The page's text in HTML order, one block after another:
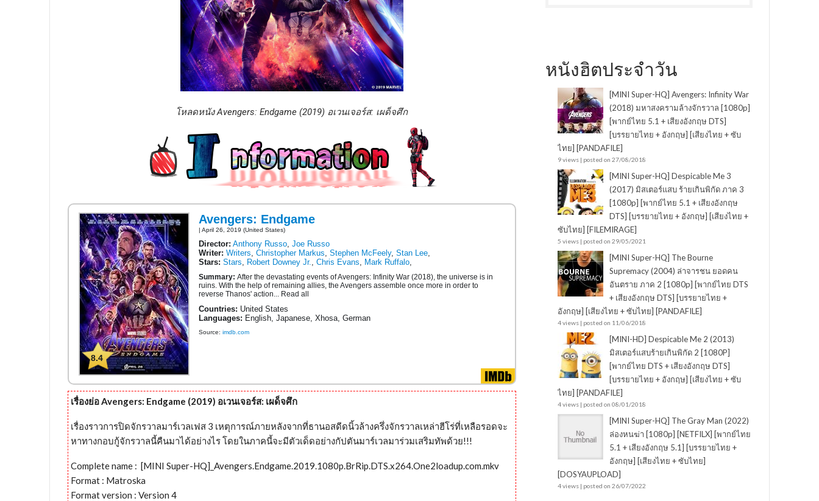
โหลดหนัง Avengers: Endgame (2019) อเวนเจอร์ส: เผด็จศึก
8.4
Avengers: Endgame
| April 26, 2019 (United States)
Director: Anthony Russo Joe Russo
Writer: Writers Christopher Markus Stephen McFeely, Stan Lee
Stars: Stars Robert Downey Jr. Chris Evans Mark Ruffalo
Summary: After the devastating events of Avengers: Infinity War (2018), the universe is in
ruins. With the help of remaining allies, the Avengers assemble once more in order to
reverse Thanos' action... Read all
Countries: United States
Languages: English, Japanese, Xhosa, German
Source: imdb.com
เรื่องย่อ Avengers: Endgame (2019) อเวนเจอร์ส: เผด็จศึก
เรื่องราวการปิดจักรวาลมาร์เวลเฟส 3 เหตุการณ์ภายหลังจากที่ธานอสดีดนิ้วล้างครึ่งจักรวาลเหล่าฮีโร่ที่เหลือรอดจะ
หาทางกอบกู้จักรวาลนี้คืนมาได้อย่างไร โดยในภาคนี้จะมีตัวเด็ดอย่างกัปตันมาร์เวลมาร่วมเสริมทัพด้วย!!!
Complete name : [MINI Super-HQ]_Avengers.Endgame.2019.1080p.BrRip.DTS.x264.One2loadup.com.mkv
Format : Matroska
Format version : Version 4
หนังฮิตประจำวัน
[MINI Super-HQ] Avengers: Infinity War
(2018) มหาสงครามล้างจักรวาล [1080p]
[พากย์ไทย 5.1 + เสียงอังกฤษ DTS]
[บรรยายไทย + อังกฤษ] [เสียงไทย + ซับ
ไทย] [PANDAFILE]
9 views| posted on 27/08/2018
[MINI Super-HQ] Despicable Me 3
(2017) มิสเตอร์แสบ ร้ายเกินพิกัด ภาค 3
[1080p] [พากย์ไทย 5.1 + เสียงอังกฤษ
DTS] [บรรยายไทย + อังกฤษ] [เสียงไทย +
ซับไทย] [FILEMIRAGE]
5 views| posted on 29/05/2021
[MINI Super-HQ] The Bourne
Supremacy (2004) ล่าจารชน ยอดคน
อันตราย ภาค 2 [1080p] [พากย์ไทย DTS
+ เสียงอังกฤษ DTS] [บรรยายไทย +
อังกฤษ] [เสียงไทย + ซับไทย] [PANDAFILE]
4 views| posted on 11/06/2018
[MINI-HD] Despicable Me 2 (2013)
มิสเตอร์แสบร้ายเกินพิกัด 2 [1080P]
[พากย์ไทย DTS + เสียงอังกฤษ DTS]
[บรรยายไทย + อังกฤษ] [เสียงไทย + ซับ
ไทย] [PANDAFILE]
4 views| posted on 08/01/2018
[MINI Super-HQ] The Gray Man (2022)
ล่องหนฆ่า [1080p] [NETFILX] [พากย์ไทย
5.1 + เสียงอังกฤษ 5.1] [บรรยายไทย +
อังกฤษ] [เสียงไทย + ซับไทย]
[DOSYAUPLOAD]
4 views| posted on 26/07/2022